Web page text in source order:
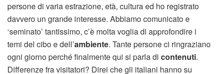
persone di varia estrazione, età, cultura ed ho registrato
davvero un grande interesse. Abbiamo comunicato e
‘seminato’ tantissimo, c’è molta voglia di approfondire i
temi del cibo e dell’ambiente. Tante persone ci ringraziano
ogni giorno perché finalmente qui si parla di contenuti.
Differenze fra visitatori? Direi che gli italiani hanno su